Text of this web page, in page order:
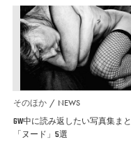
そのほか NEWS
GW中に読み返したい写真集ま
「ヌード」5選